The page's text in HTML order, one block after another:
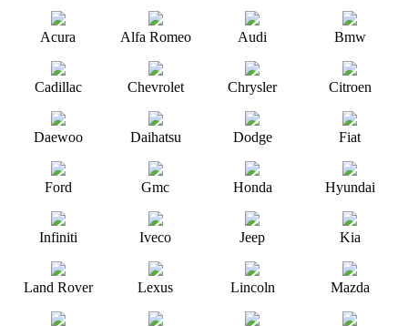
Acura Alfa Romeo Audi Bmw
Cadillac Chevrolet Chrysler Citroen
Daewoo Daihatsu Dodge Fiat
Ford Gmc Honda Hyundai
Infiniti Iveco Jeep Kia
Land Rover Lexus Lincoln Mazda